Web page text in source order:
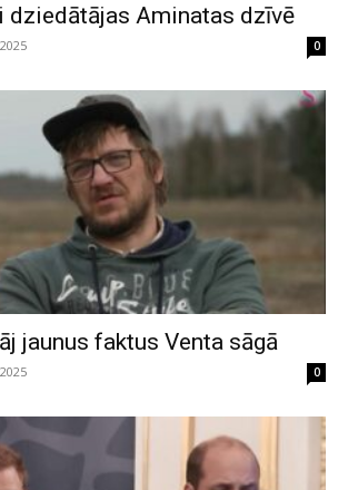
dziedātājas Aminatas dzīvē
0
jaunus faktus Venta sāgā
0